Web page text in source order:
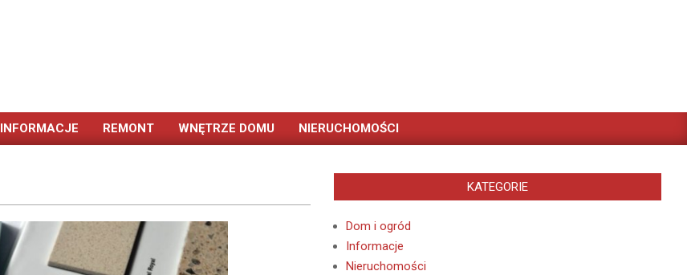
Primary
INFORMACJE REMONT WNĘTRZE DOMU NIERUCHOMOŚCI
KATEGORIE
Dom i ogród
Informacje
Nieruchomości